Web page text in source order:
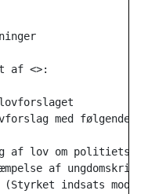
af <>:
med følgende
af lov om politiets
af
indsats mod